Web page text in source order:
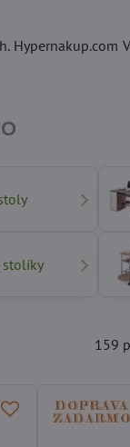
Hypernakup.com
stolíky
159